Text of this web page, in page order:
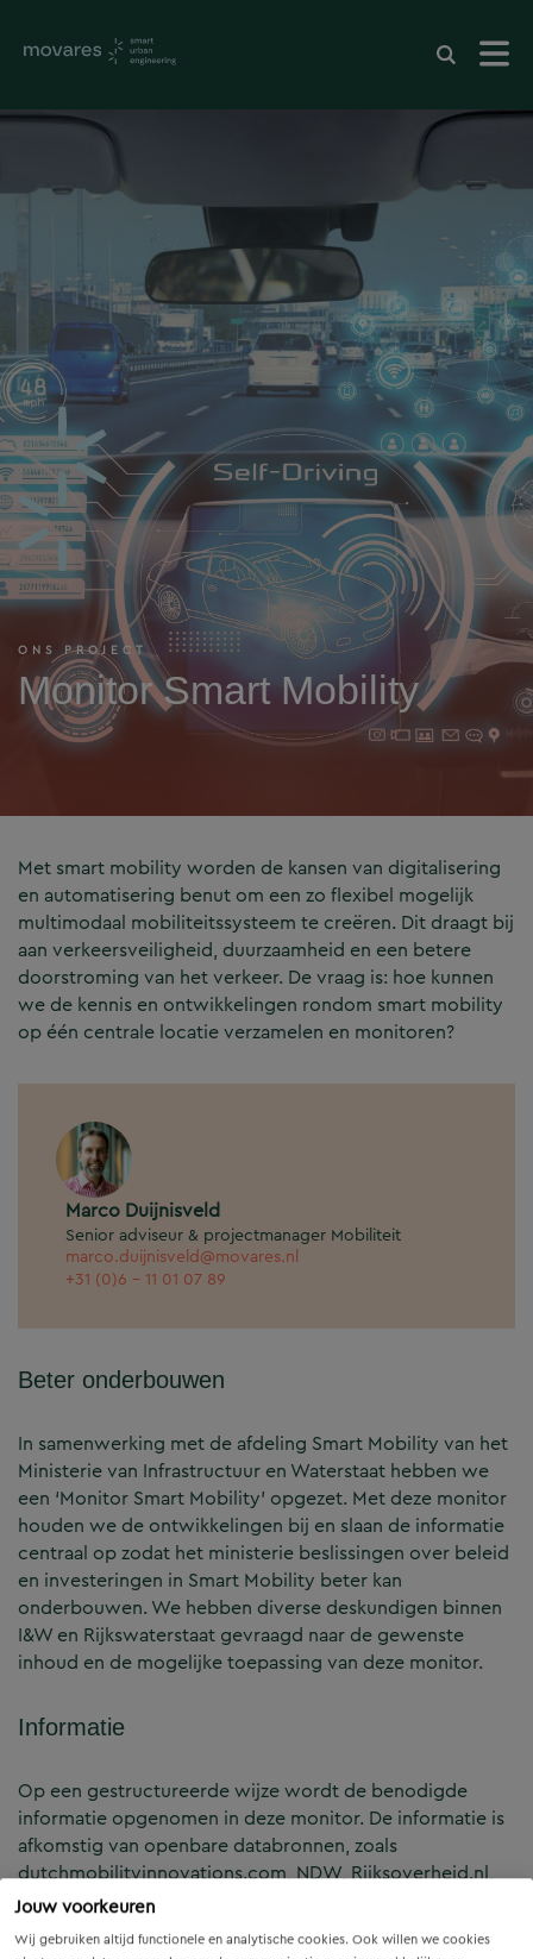
Jouw voorkeuren
Wij gebruiken altijd functionele en analytische cookies. Ook willen we cookies
ONS PROJECT
Monitor Smart Mobility
Met smart mobility worden de kansen van digitalisering
en automatisering benut om een zo flexibel mogelijk
multimodaal mobiliteitssysteem te creëren. Dit draagt bij
aan verkeersveiligheid, duurzaamheid en een betere
doorstroming van het verkeer. De vraag is: hoe kunnen
we de kennis en ontwikkelingen rondom smart mobility
op één centrale locatie verzamelen en monitoren?
Marco Duijnisveld
Senior adviseur & projectmanager Mobiliteit
marco.duijnisveld@movares.nl
+31 (0)6 - 11 01 07 89
Beter onderbouwen
In samenwerking met de afdeling Smart Mobility van het
Ministerie van Infrastructuur en Waterstaat hebben we
een ‘Monitor Smart Mobility’ opgezet. Met deze monitor
houden we de ontwikkelingen bij en slaan de informatie
centraal op zodat het ministerie beslissingen over beleid
en investeringen in Smart Mobility beter kan
onderbouwen. We hebben diverse deskundigen binnen
I&W en Rijkswaterstaat gevraagd naar de gewenste
inhoud en de mogelijke toepassing van deze monitor.
Informatie
Op een gestructureerde wijze wordt de benodigde
informatie opgenomen in deze monitor. De informatie is
afkomstig van openbare databronnen, zoals
dutchmobilityinnovations.com, NDW, Rijksoverheid.nl,
Google Scholar) en interne (beleids)documenten.